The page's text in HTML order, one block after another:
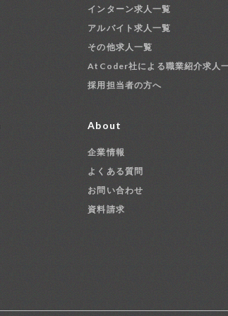
インターン求人一覧
アルバイト求人一覧
その他求人一覧
AtCoder社による職業紹介求人
採用担当者の方へ
About
企業情報
よくある質問
お問い合わせ
資料請求